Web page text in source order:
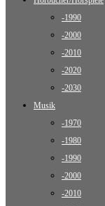
-1990
-2000
-2010
-2020
-2030
Musik
-1970
-1980
-1990
-2000
-2010